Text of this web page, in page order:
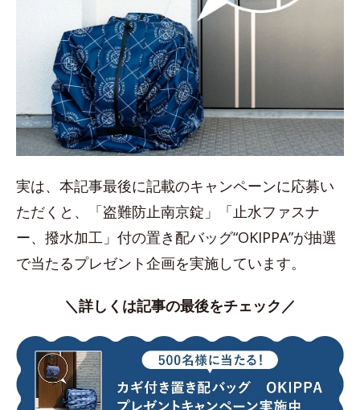
実は、本記事最後に記載のキャンペーンに応募い
ただくと、「盗難防止南京錠」「止水ファスナ
ー、撥水加工」付の置き配バッグ“OKIPPA”が抽選
で当たるプレゼント企画を実施しています。
＼詳しくは記事の最後をチェック／